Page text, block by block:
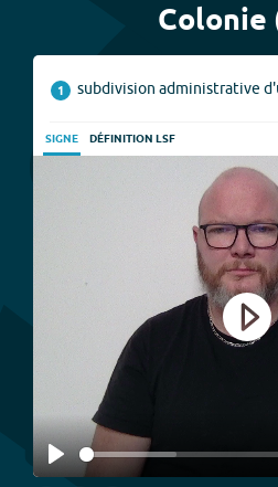
Colonie
1 subdivision administrative
SIGNE DÉFINITION LSF
Play
Play